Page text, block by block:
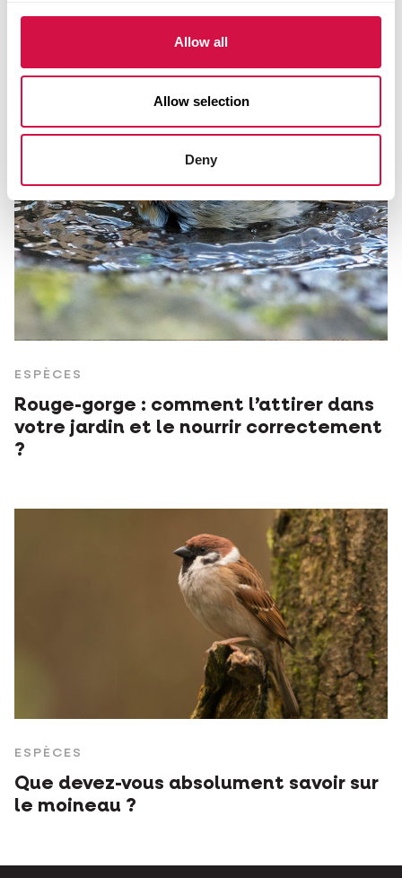
Allow all
Allow selection
Deny
ESPÈCES
Rouge-gorge : comment l’attirer dans
votre jardin et le nourrir correctement
?
ESPÈCES
Que devez-vous absolument savoir sur
le moineau ?